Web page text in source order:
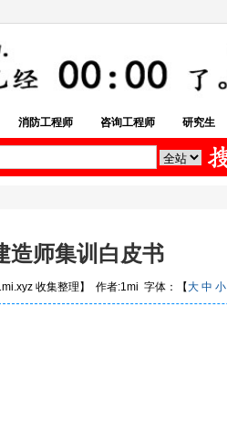
消防工程师 咨询工程师 研究生
造师集训白皮书
收集整理】 作者:1mi 字体：【大 中 小